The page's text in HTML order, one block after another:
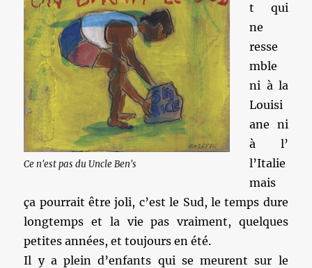
Ce n'est pas du Uncle Ben's
t qui
ne
resse
mble
ni à la
Louisi
ane ni
à l’
l’Italie
mais
ça pourrait être joli, c’est le Sud, le temps dure
longtemps et la vie pas vraiment, quelques
petites années, et toujours en été.
Il y a plein d’enfants qui se meurent sur le